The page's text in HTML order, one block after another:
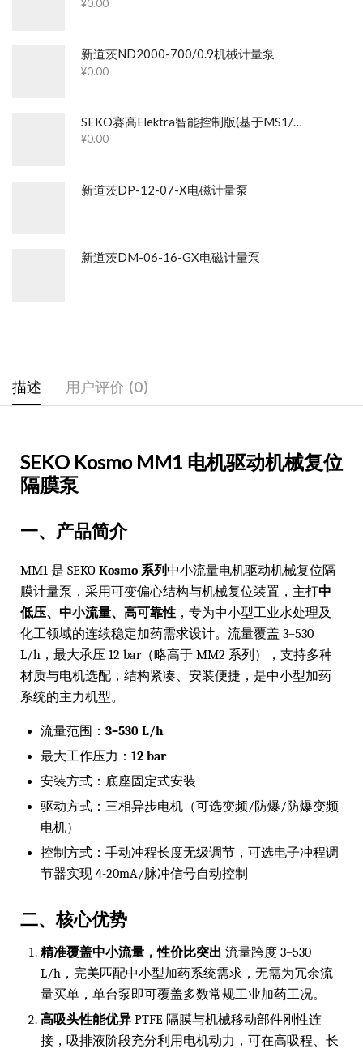
¥0.00
新道茨ND2000-700/0.9机械计量泵
¥0.00
SEKO赛高Elektra智能控制版(基于MS1/PS1/PS2)机械隔膜计量泵
¥0.00
新道茨DP-12-07-X电磁计量泵
新道茨DM-06-16-GX电磁计量泵
描述 用户评价 (0)
SEKO Kosmo MM1 电机驱动机械复位
隔膜泵
一、产品简介
MM1 是 SEKO Kosmo 系列中小流量电机驱动机械复位隔
膜计量泵，采用可变偏心结构与机械复位装置，主打中
低压、中小流量、高可靠性 ，专为中小型工业水处理及
化工领域的连续稳定加药需求设计。流量覆盖 3–530
L/h，最大承压 12 bar（略高于 MM2 系列），支持多种
材质与电机选配，结构紧凑、安装便捷，是中小型加药
系统的主力机型。
流量范围： 3–530 L/h
最大工作压力： 12 bar
安装方式：底座固定式安装
驱动方式：三相异步电机（可选变频/防爆/防爆变频
电机）
控制方式：手动冲程长度无级调节，可选电子冲程调
节器实现 4-20mA/脉冲信号自动控制
二、核心优势
精准覆盖中小流量，性价比突出 流量跨度 3–530
L/h，完美匹配中小型加药系统需求，无需为冗余流
量买单，单台泵即可覆盖多数常规工业加药工况。
高吸头性能优异 PTFE 隔膜与机械移动部件刚性连
接，吸排液阶段充分利用电机动力，可在高吸程、长